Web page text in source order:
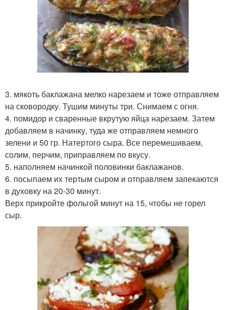
3. мякоть баклажана мелко нарезаем и тоже отправляем
на сковородку. Тушим минуты три. Снимаем с огня.
4. помидор и сваренные вкрутую яйца нарезаем. Затем
добавляем в начинку, туда же отправляем немного
зелени и 50 гр. Натертого сыра. Все перемешиваем,
солим, перчим, приправляем по вкусу.
5. наполняем начинкой половинки баклажанов.
6. посыпаем их тертым сыром и отправляем запекаются
в духовку на 20-30 минут.
Верх прикройте фольгой минут на 15, чтобы не горел
сыр.